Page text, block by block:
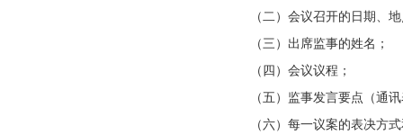
（二）会议召开的日期、
（三）出席监事的姓名；
（四）会议议程；
（五）监事发言要点（通
（六）每一议案的表决方